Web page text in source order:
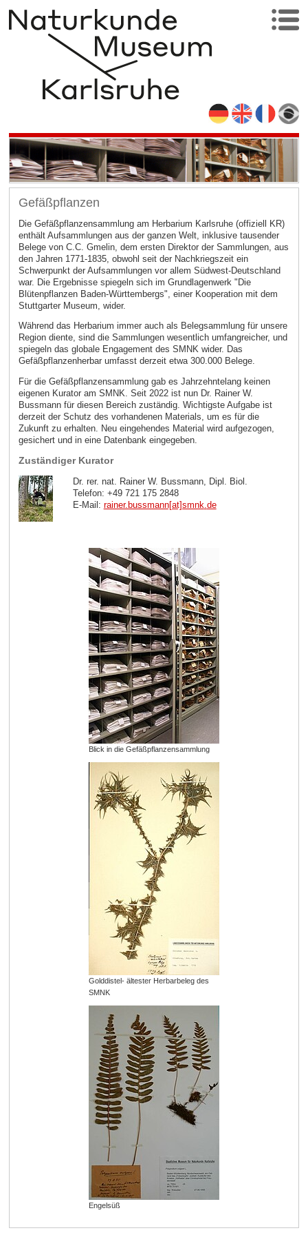
Gefäßpflanzen
Die Gefäßpflanzensammlung am Herbarium Karlsruhe (offiziell KR)
enthält Aufsammlungen aus der ganzen Welt, inklusive tausender
Belege von C.C. Gmelin, dem ersten Direktor der Sammlungen, aus
den Jahren 1771-1835, obwohl seit der Nachkriegszeit ein
Schwerpunkt der Aufsammlungen vor allem Südwest-Deutschland
war. Die Ergebnisse spiegeln sich im Grundlagenwerk "Die
Blütenpflanzen Baden-Württembergs", einer Kooperation mit dem
Stuttgarter Museum, wider.
Während das Herbarium immer auch als Belegsammlung für unsere
Region diente, sind die Sammlungen wesentlich umfangreicher, und
spiegeln das globale Engagement des SMNK wider. Das
Gefäßpflanzenherbar umfasst derzeit etwa 300.000 Belege.
Für die Gefäßpflanzensammlung gab es Jahrzehntelang keinen
eigenen Kurator am SMNK. Seit 2022 ist nun Dr. Rainer W.
Bussmann für diesen Bereich zuständig. Wichtigste Aufgabe ist
derzeit der Schutz des vorhandenen Materials, um es für die
Zukunft zu erhalten. Neu eingehendes Material wird aufgezogen,
gesichert und in eine Datenbank eingegeben.
Zuständiger Kurator
Dr. rer. nat. Rainer W. Bussmann, Dipl. Biol.
Telefon: +49 721 175 2848
E-Mail: rainer.bussmann[at]smnk de
Blick in die Gefäßpflanzensammlung
Golddistel- ältester Herbarbeleg des
SMNK
Engelsüß